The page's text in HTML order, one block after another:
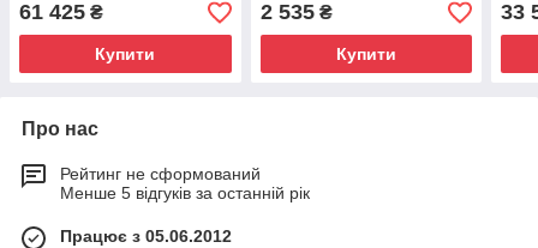
61 425 ₴
Купити
2 535₴
Купити
33
Про нас
Рейтинг не сформований
Менше 5 відгуків за останній рік
Працює з 05.06.2012